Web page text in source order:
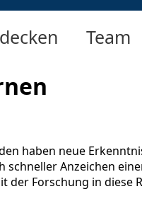
Team
haben neue
Anzeichen
der Forschung in